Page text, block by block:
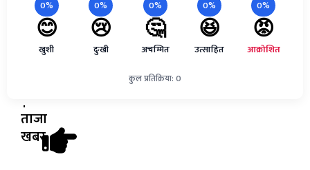
0%
😊
खुशी
0%
😢
दुःखी
0%
🤔
अचम्मित
0%
😆
उत्साहित
0%
😡
आक्रोशित
कुल प्रतिक्रिया: 0
ताजा
खबर